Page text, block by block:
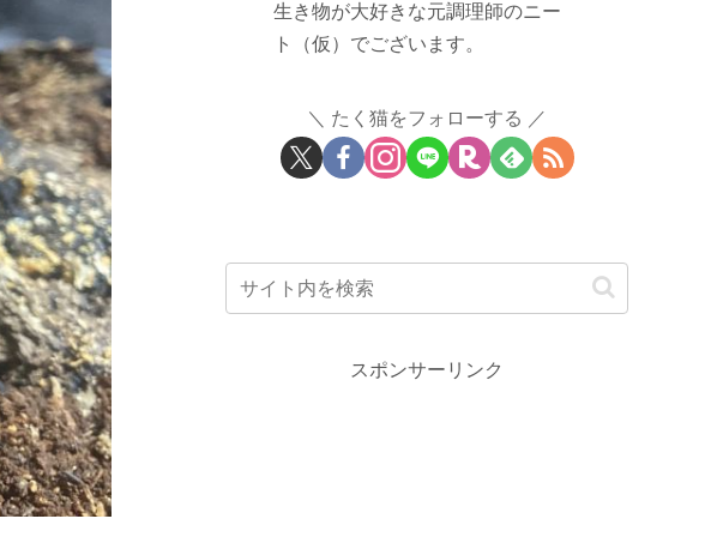
生き物が大好きな元調理師のニー
ト（仮）でございます。
たく猫をフォローする
スポンサーリンク